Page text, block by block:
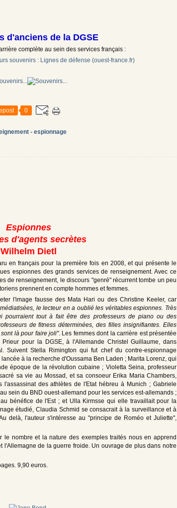
d'anciens de la DGSE
complète au sein des services français :
souvenirs : Lignes de défense (ouest-france.fr)
0
- espionnage
Espionnes
d'agents secrètes
Wilhelm Dietl
en français pour la première fois en 2008, et qui présente le
espionnes des grands services de renseignement. Avec ce
de renseignement, le discours "genré" récurrent tombe un peu
prennent en compte hommes et femmes.
l'image fausse des Mata Hari ou des Christine Keeler, car
le lecteur en a oublié les véritables espionnes. Très
pourraient tout à fait être des professeurs de piano ou des
de fitness déterminées, des filles insignifiantes. Elles
là pour faire joli". Les femmes dont la carrière est présentée
pour la DGSE, à l'Allemande Christel Guillaume, dans
Suivent Stella Rimington qui fut chef du contre-espionnage
à la recherche d'Oussama Ben Laden ; Marita Lorenz, qui
époque de la révolution cubaine ; Violetta Seina, professeur
sa vie au Mossad, et sa consoeur Erika Maria Chambers,
des athlètes de l'Etat hébreu à Munich ; Gabriele
sein du BND ouest-allemand pour les services est-allemands ;
bénéfice de l'Est ; et Ulla Kirmsse qui elle travaillait pour la
étudié, Claudia Schmid se consacrait à la surveillance et à
delà, l'auteur s'intéresse au "principe de Roméo et Juliette",
nombre et la nature des exemples traités nous en apprend
l'Allemagne de la guerre froide. Un ouvrage de plus dans notre
9,90 euros.